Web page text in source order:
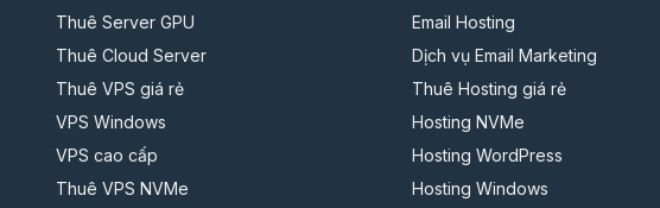
Thuê Server GPU
Thuê Cloud Server
Thuê VPS giá rẻ
VPS Windows
VPS cao cấp
Thuê VPS NVMe
Email Hosting
Dịch vụ Email Marketing
Thuê Hosting giá rẻ
Hosting NVMe
Hosting WordPress
Hosting Windows